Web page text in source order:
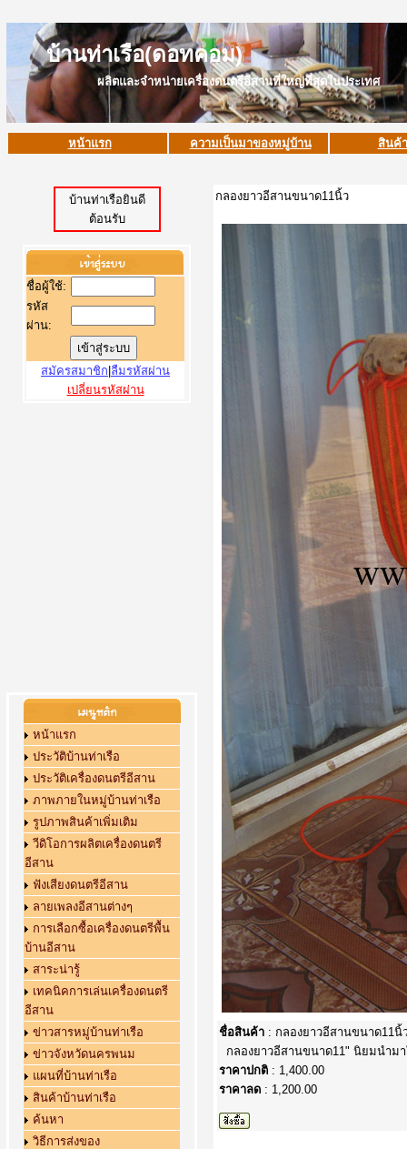
บ้านท่าเรือ(ดอทคอม)
ผลิตและจำหน่ายเครื่องดนตรีอีสานที่ใหญ่ที่สุดในประเทศ
หน้าแรก ความเป็นมาของหมู่บ้าน สินค้
บ้านท่าเรือยินดี
ต้อนรับ
ชื่อผู้ใช้:
รหัส
ผ่าน:
สมัครสมาชิก ลืมรหัสผ่าน
เปลี่ยนรหัสผ่าน
หน้าแรก
ประวัติบ้านท่าเรือ
ประวัติเครื่องดนตรีอีสาน
ภาพภายในหมู่บ้านท่าเรือ
รูปภาพสินค้าเพิ่มเติม
วีดิโอการผลิตเครื่องดนตรี
อีสาน
ฟังเสียงดนตรีอีสาน
ลายเพลงอีสานต่างๆ
การเลือกซื้อเครื่องดนตรีพื้น
บ้านอีสาน
สาระน่ารู้
เทคนิคการเล่นเครื่องดนตรี
อีสาน
ข่าวสารหมู่บ้านท่าเรือ
ข่าวจังหวัดนครพนม
แผนที่บ้านท่าเรือ
สินค้าบ้านท่าเรือ
ค้นหา
วิธีการส่งของ
กลองยาวอีสานขนาด11นิ้ว
ชื่อสินค้า : กลองยาวอีสานขนาด11นิ้
กลองยาวอีสานขนาด11" นิยมนำม
ราคาปกติ : 1,400.00
ราคาลด : 1,200.00